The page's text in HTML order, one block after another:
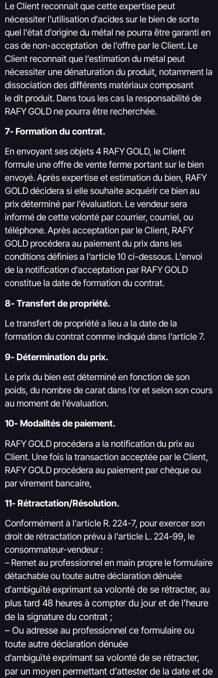
Le Client reconnait que cette expertise peut
nécessiter l’utilisation d’acides sur le bien de sorte
quel l’état d’origine du métal ne pourra être garanti en
cas de non-acceptation de l’offre par le Client. Le
Client reconnait que l’estimation du métal peut
nécessiter une dénaturation du produit, notamment la
dissociation des différents matériaux composant
le dit produit. Dans tous les cas la responsabilité de
RAFY GOLD ne pourra être recherchée.
7- Formation du contrat.
En envoyant ses objets 4 RAFY GOLD, le Client
formule une offre de vente ferme portant sur le bien
envoyé. Après expertise et estimation du bien, RAFY
GOLD décidera si elle souhaite acquérir ce bien au
prix déterminé par l’évaluation. Le vendeur sera
informé de cette volonté par courrier, courriel, ou
téléphone. Après acceptation par le Client, RAFY
GOLD procédera au paiement du prix dans les
conditions définies a l’article 10 ci-dessous. L’envoi
de la notification d’acceptation par RAFY GOLD
constitue la date de formation du contrat.
8- Transfert de propriété.
Le transfert de propriété a lieu a la date de la
formation du contrat comme indiqué dans l’article 7.
9- Détermination du prix.
Le prix du bien est déterminé en fonction de son
poids, du nombre de carat dans l’or et selon son cours
au moment de l’évaluation.
10- Modalités de paiement.
RAFY GOLD procédera a la notification du prix au
Client. Une fois la transaction acceptée par le Client,
RAFY GOLD procédera au paiement par chèque ou
par virement bancaire,
11- Rétractation/Résolution.
Conformément à l’article R. 224-7, pour exercer son
droit de rétractation prévu à l’article L. 224-99, le
consommateur-vendeur :
– Remet au professionnel en main propre le formulaire
détachable ou toute autre déclaration dénuée
d’ambiguïté exprimant sa volonté de se rétracter, au
plus tard 48 heures à compter du jour et de l’heure
de la signature du contrat ;
– Ou adresse au professionnel ce formulaire ou
toute autre déclaration dénuée
d’ambiguïtéexprimant sa volonté de se rétracter,
par un moyen permettant d’attester de la date et de